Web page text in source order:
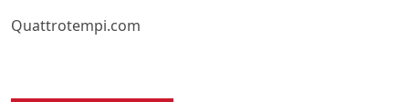
Quattrotempi.com